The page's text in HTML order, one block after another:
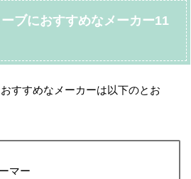
ブにおすすめなメーカー11
すすめなメーカーは以下のとお
マー